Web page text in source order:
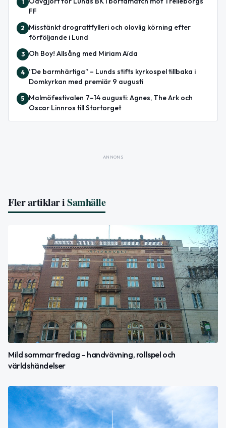
1
FF
2
Misstänkt drograttfylleri och olovlig körning efter
förföljande i Lund
3 Oh Boy! Allsång med Miriam Aïda
4
”De barmhärtiga” – Lunds stifts kyrkospel tillbaka i
Domkyrkan med premiär 9 augusti
5
Malmöfestivalen 7–14 augusti: Agnes, The Ark och
Oscar Linnros till Stortorget
ANNONS
Fler artiklar iSamhälle
Mild sommarfredag – handvävning, rollspel och
världshändelser